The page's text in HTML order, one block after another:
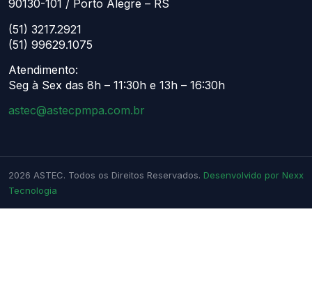
90130-101 / Porto Alegre – RS
(51) 3217.2921
(51) 99629.1075
Atendimento:
Seg à Sex das 8h – 11:30h e 13h – 16:30h
astec@astecpmpa.com.br
2026 ASTEC. Todos os Direitos Reservados. Desenvolvido por Nexx
Tecnologia